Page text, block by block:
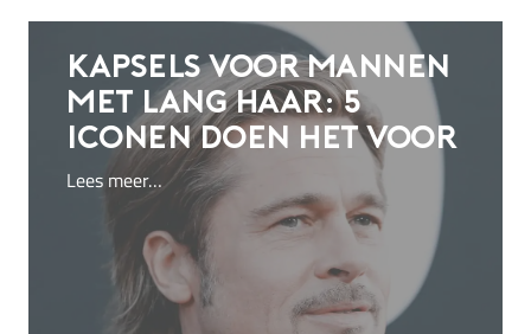
Kapsels voor mannen
met lang haar: 5
iconen doen het voor
Lees meer…